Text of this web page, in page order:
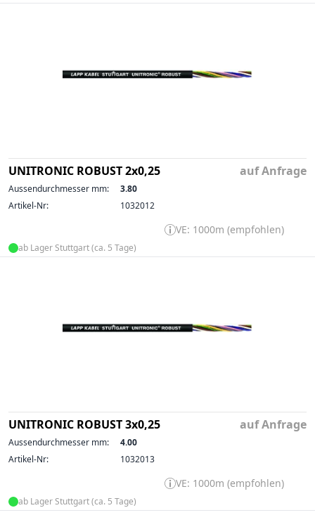
UNITRONIC ROBUST 2x0,25 auf Anfrage
Aussendurchmesser mm:
3.80
Artikel-Nr:
1032012
VE: 1000m (empfohlen)
ab Lager Stuttgart (ca. 5 Tage)
UNITRONIC ROBUST 3x0,25 auf Anfrage
Aussendurchmesser mm:
4.00
Artikel-Nr:
1032013
VE: 1000m (empfohlen)
ab Lager Stuttgart (ca. 5 Tage)